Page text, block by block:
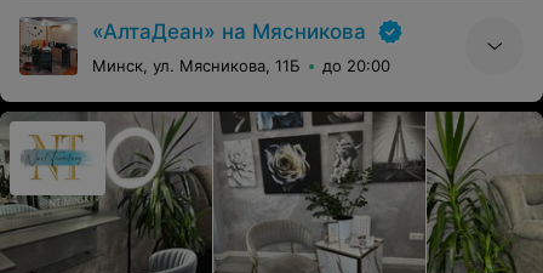
«АлтаДеан» на Мясникова
Минск, ул. Мясникова, 11Б до 20:00